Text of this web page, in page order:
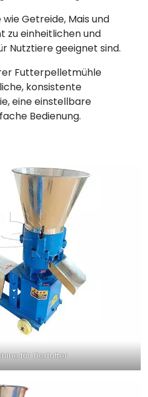
Getreide, Mais und
zu einheitlichen und
Nutztiere geeignet sind.
Futterpelletmühle
konsistente
eine einstellbare
Bedienung.
für Tierfutter